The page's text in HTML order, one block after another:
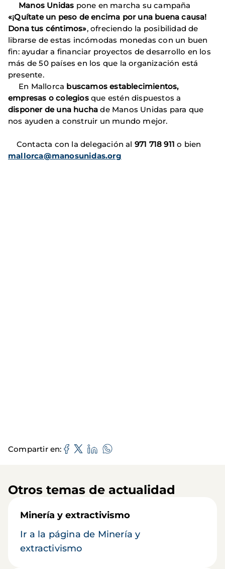
Manos Unidas pone en marcha su campaña
«¡Quítate un peso de encima por una buena causa!
Dona tus céntimos», ofreciendo la posibilidad de
librarse de estas incómodas monedas con un buen
fin: ayudar a financiar proyectos de desarrollo en los
más de 50 países en los que la organización está
presente.
En Mallorca buscamos establecimientos,
empresas o colegios que estén dispuestos a
disponer de una hucha de Manos Unidas para que
nos ayuden a construir un mundo mejor.
Contacta con la delegación al 971 718 911 o bien
mallorca@manosunidas.org
Compartir en
Otros temas de actualidad
Minería y extractivismo
Ir a la página de Minería y
extractivismo